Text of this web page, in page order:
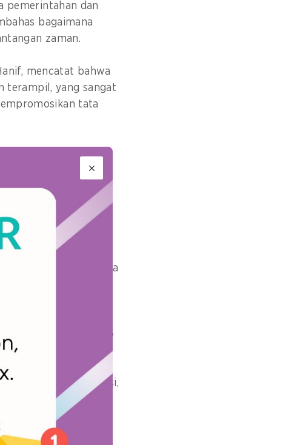
pemerintahan dan
bagaimana
zaman.
mencatat bahwa
terampil, yang sangat
tata
SDGs di tahun
sistem yang
efisiensi tetapi
masa depan di mana
yang berkumpul di
2025 pada 23-25
percepatan inovasi,
membangun